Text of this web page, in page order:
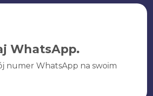
WhatsApp.
numer WhatsApp na swoim